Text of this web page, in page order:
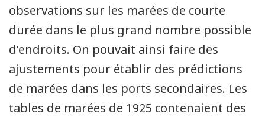
observations sur les marées de courte
durée dans le plus grand nombre possible
d’endroits. On pouvait ainsi faire des
ajustements pour établir des prédictions
de marées dans les ports secondaires. Les
tables de marées de 1925 contenaient des